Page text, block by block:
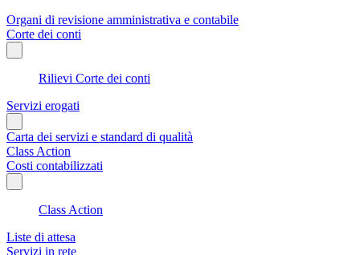
Organi di revisione amministrativa e contabile
Corte dei conti
Rilievi Corte dei conti
Servizi erogati
Carta dei servizi e standard di qualità
Class Action
Costi contabilizzati
Class Action
Liste di attesa
Servizi in rete